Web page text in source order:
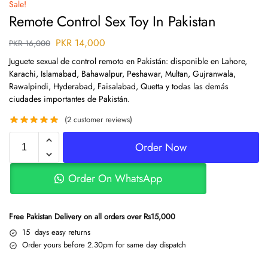
Sale!
Remote Control Sex Toy In Pakistan
PKR16,000 PKR 14,000
Juguete sexual de control remoto en Pakistán: disponible en Lahore,
Karachi, Islamabad, Bahawalpur, Peshawar, Multan, Gujranwala,
Rawalpindi, Hyderabad, Faisalabad, Quetta y todas las demás
ciudades importantes de Pakistán.
(2 customer reviews)
Order Now
Order On WhatsApp
Free Pakistan Delivery on all orders over Rs15,000
15 days easy returns
Order yours before 2.30pm for same day dispatch